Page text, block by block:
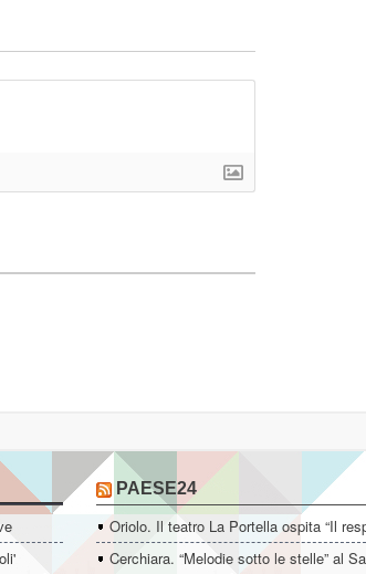
PAESE24
Oriolo. Il teatro La Portella ospita “Il
Cerchiara. “Melodie sotto le stelle” al